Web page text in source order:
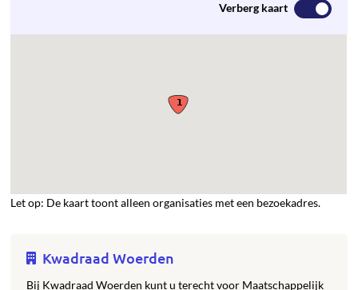
Verberg kaart
Let op: De kaart toont alleen organisaties met een bezoekadres.
Kwadraad Woerden
Bij Kwadraad Woerden kunt u terecht voor Maatschappelijk